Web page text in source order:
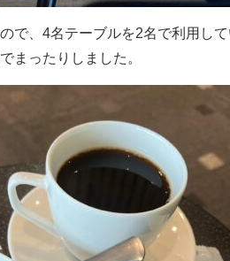
で、4名テーブルを2名で利用し
まったりしました。